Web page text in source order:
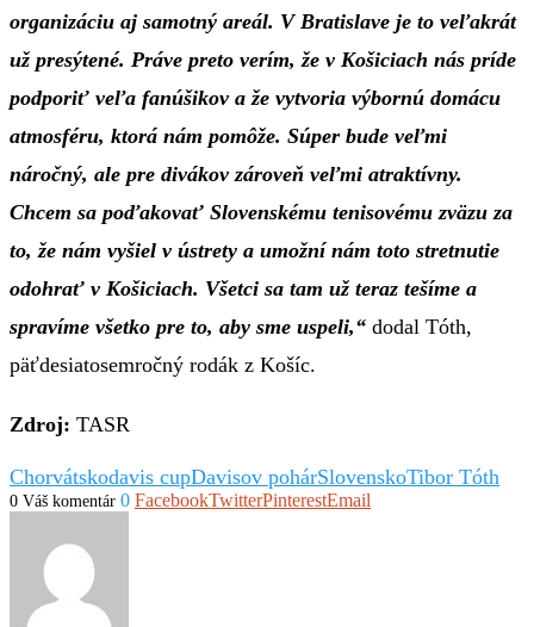
organizáciu aj samotný areál. V Bratislave je to veľakrát
už presýtené. Práve preto verím, že v Košiciach nás príde
podporiť veľa fanúšikov a že vytvoria výbornú domácu
atmosféru, ktorá nám pomôže. Súper bude veľmi
náročný, ale pre divákov zároveň veľmi atraktívny.
Chcem sa poďakovať Slovenskému tenisovému zväzu za
to, že nám vyšiel v ústrety a umožní nám toto stretnutie
odohrať v Košiciach. Všetci sa tam už teraz tešíme a
spravíme všetko pre to, aby sme uspeli,“ dodal Tóth,
päťdesiatosemročný rodák z Košíc.
Zdroj: TASR
Chorvátskodavis cupDavisov pohárSlovenskoTibor Tóth
0 Váš komentár 0 FacebookTwitterPinterestEmail